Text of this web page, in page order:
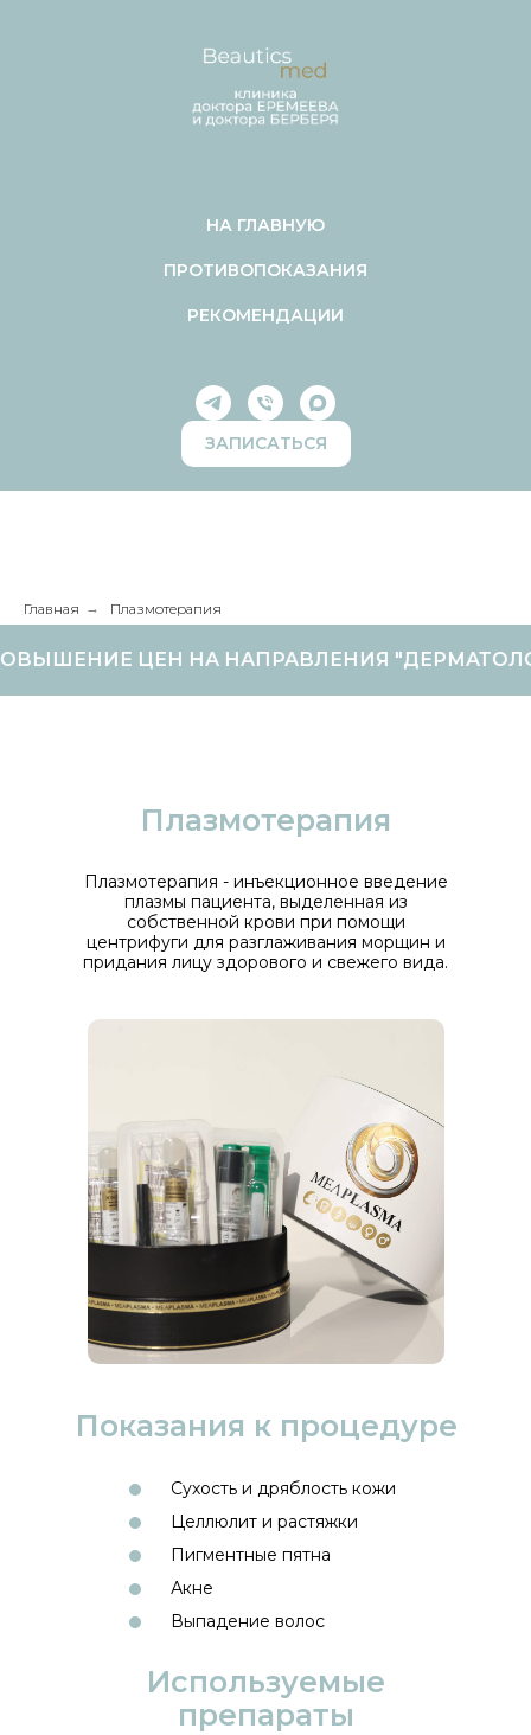
НА ГЛАВНУЮ
ПРОТИВОПОКАЗАНИЯ
РЕКОМЕНДАЦИИ
ЗАПИСАТЬСЯ
Главная → Плазмотерапия
ЦЕН НА НАПРАВЛЕНИЯ
Плазмотерапия
Плазмотерапия - инъекционное введение
плазмы пациента, выделенная из
собственной крови при помощи
центрифуги для разглаживания морщин и
придания лицу здорового и свежего вида.
Сухость и дряблость кожи
Пигментные пятна
Показания к процедуре
Целлюлит и растяжки
Акне
Выпадение волос
Используемые
препараты